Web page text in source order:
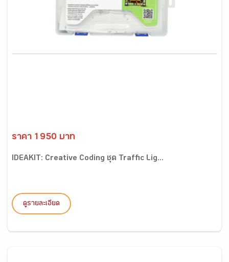
ราคา 1950 บาท
IDEAKIT: Creative Coding ชุด Traffic Lig...
ดูรายละเอียด